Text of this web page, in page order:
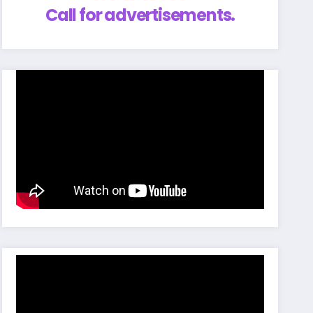
Call for advertisements.